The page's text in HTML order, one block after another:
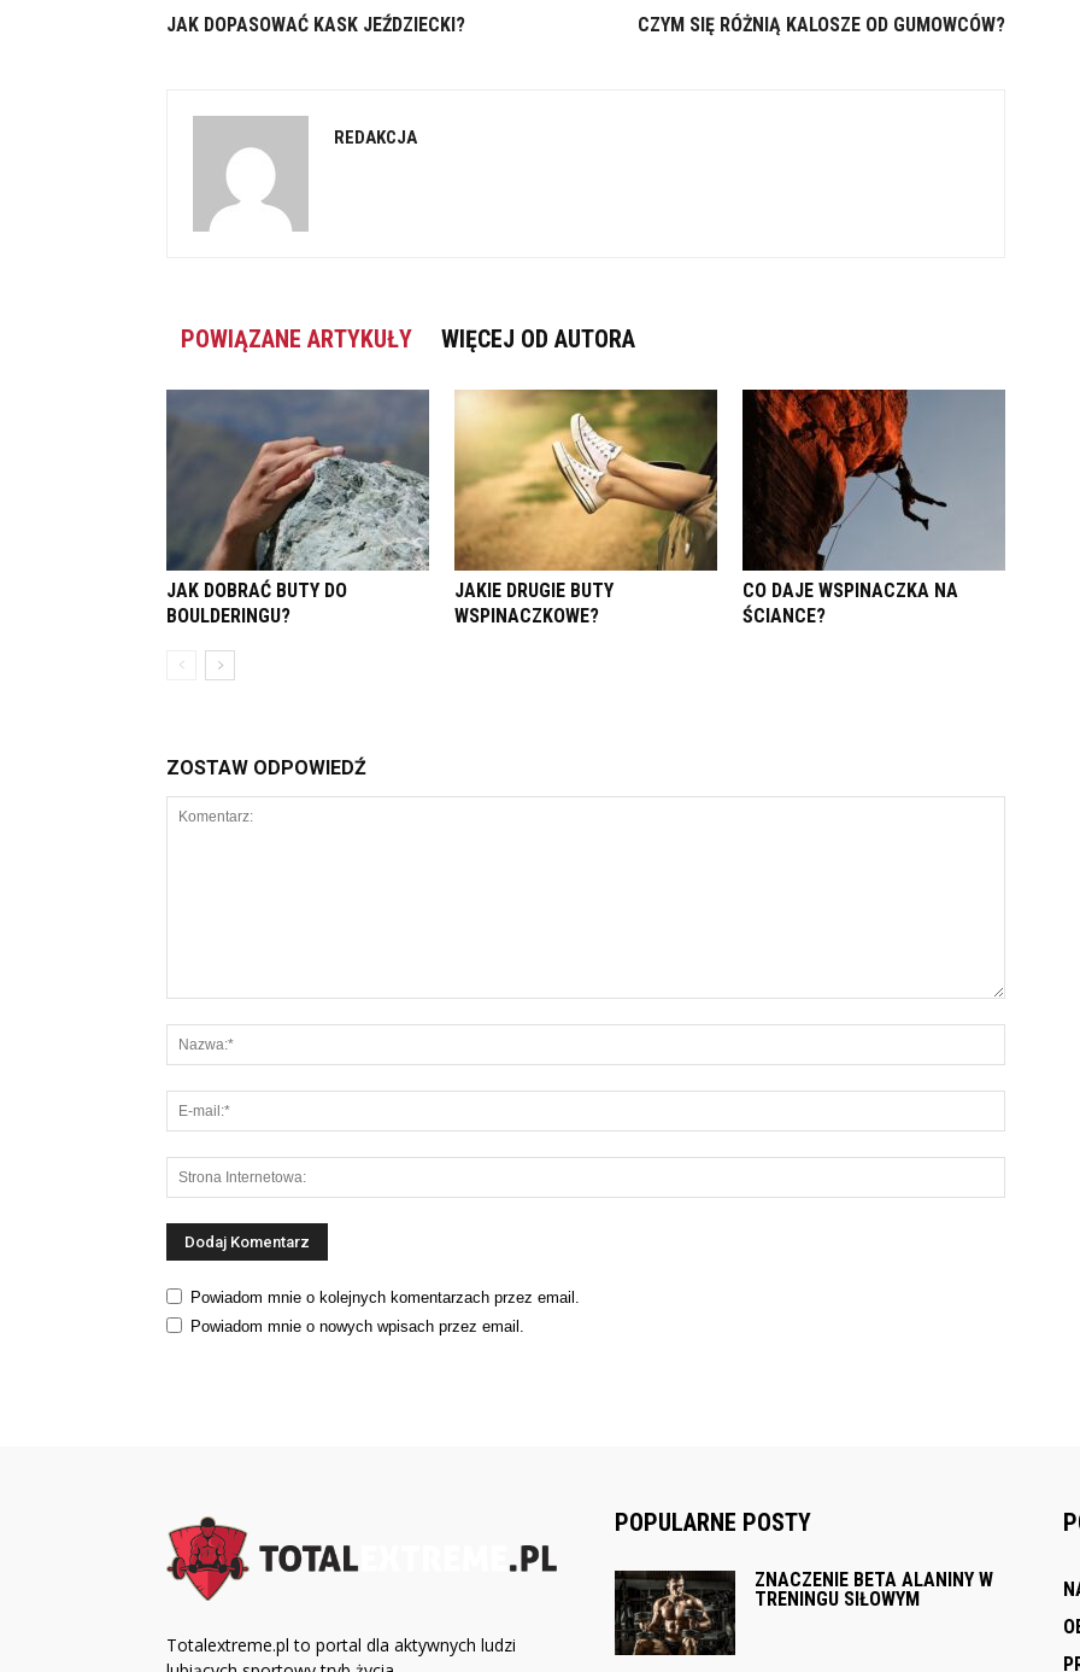
JAK DOPASOWAĆ KASK JEŹDZIECKI? CZYM SIĘ RÓŻNIĄ KALOSZE OD GUMOWCÓW?
REDAKCJA
POWIĄZANE ARTYKUŁY WIĘCEJ OD AUTORA
JAK DOBRAĆ BUTY DO
BOULDERINGU?
JAKIE DRUGIE BUTY
WSPINACZKOWE?
CO DAJE WSPINACZKA NA
ŚCIANCE?
ZOSTAW ODPOWIEDŹ
Powiadom mnie o kolejnych komentarzach przez email.
Powiadom mnie o nowych wpisach przez email.
Totalextreme.pl to portal dla aktywnych ludzi
POPULARNE POSTY
ZNACZENIE BETA ALANINY W
TRENINGU SIŁOWYM